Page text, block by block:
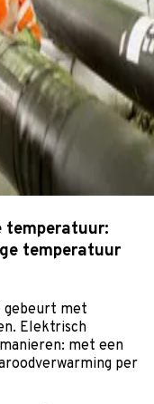
temperatuur:
temperatuur
gebeurt met
Elektrisch
met een
per